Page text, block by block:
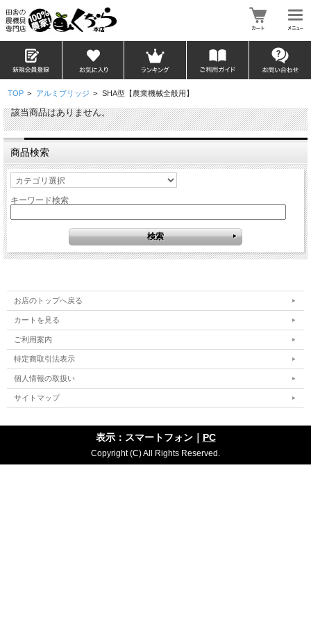
TOP > アルミブリッジ > SHA型【農業機械全般用】
該当商品はありません。
商品検索
キーワード検索
お店のトップへ戻る
カートを見る
ご利用案内
特定商取引法表示
個人情報の取扱い
サイトマップ
表示：スマートフォン｜ PC
Copyright (C) All Rights Reserved.